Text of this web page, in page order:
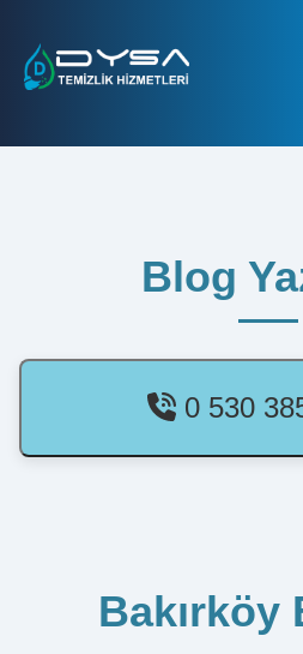
Blog
0 530
Bakırköy